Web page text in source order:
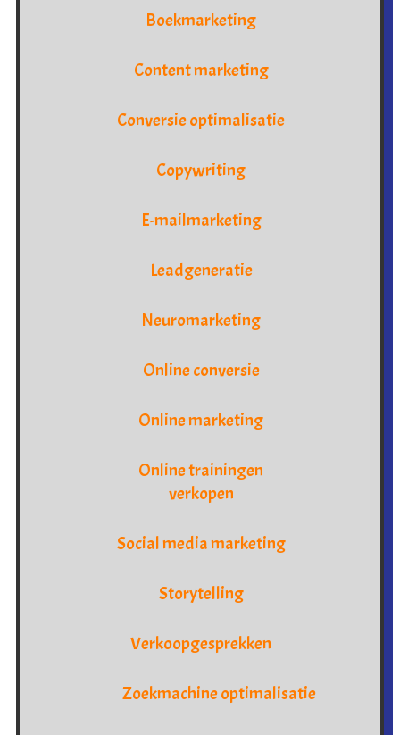
Boekmarketing
Content marketing
Conversie optimalisatie
Copywriting
E-mailmarketing
Leadgeneratie
Neuromarketing
Online conversie
Online marketing
Online trainingen
verkopen
Social media marketing
Storytelling
Verkoopgesprekken
Zoekmachine optimalisatie